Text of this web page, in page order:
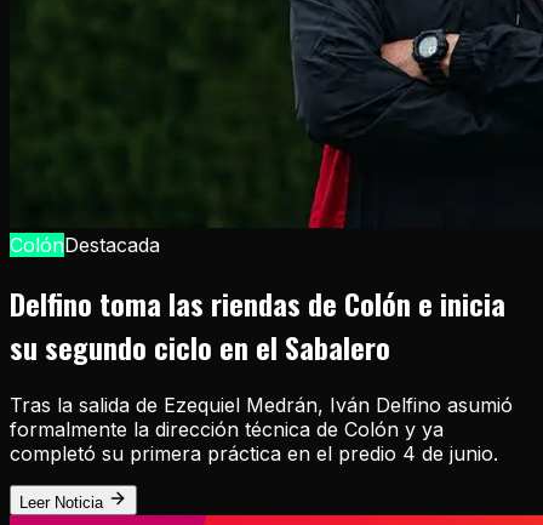
ColónDestacada
Delfino toma las riendas de Colón e inicia
su segundo ciclo en el Sabalero
Tras la salida de Ezequiel Medrán, Iván Delfino asumió
formalmente la dirección técnica de Colón y ya
completó su primera práctica en el predio 4 de junio.
Leer Noticia